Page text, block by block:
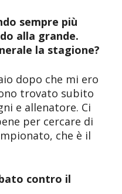
sempre più
alla grande.
la stagione?
dopo che mi ero
trovato subito
e allenatore. Ci
per cercare di
che è il
contro il